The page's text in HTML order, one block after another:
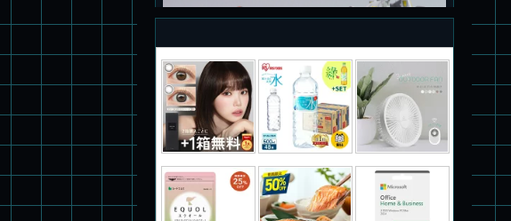
パチ組塗装★PLAMAX 1/72 バトロイド・バルキリー VF-1S ロ
イ・フォッカー スペシャル